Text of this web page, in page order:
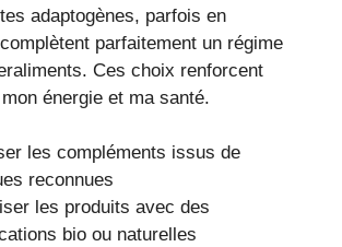
adaptogènes, parfois en
parfaitement un régime
Ces choix renforcent
énergie et ma santé.
les compléments issus de
reconnues
les produits avec des
bio ou naturelles